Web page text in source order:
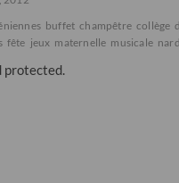
buffet champêtre collège
fête jeux maternelle musicale
protected.